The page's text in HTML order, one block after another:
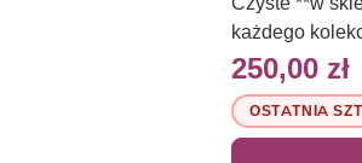
każdego
250,00 zł
OSTATNIA